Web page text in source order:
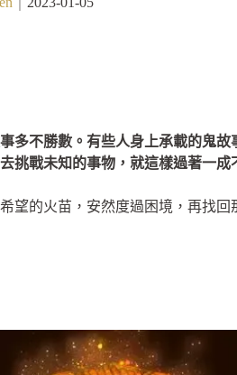
多不勝數。有些人身上承載的鬼
挑戰未知的事物，就這樣過著一成
望的火苗，安然度過困境，再找回